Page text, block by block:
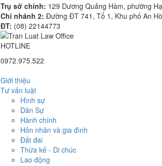
Trụ sở chính: 129 Dương Quảng Hàm, phường
Chi nhánh 2: Đường ĐT 741, Tổ 1, Khu phố An
ĐT: (08) 22144773
HOTLINE
0972.975.522
Giới thiệu
Tư vấn luật
Hình sự
Dân Sự
Hành chính
Hôn nhân và gia đình
Đất đai
Thừa kế - Di chúc
Lao động